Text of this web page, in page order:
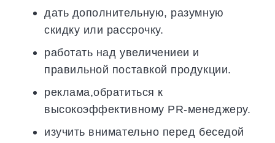
дать дополнительную, разумную
скидку или рассрочку.
работать над увеличениеи и
правильной поставкой продукции.
реклама,обратиться к
высокоэффективному PR-менеджеру.
изучить внимательно перед беседой